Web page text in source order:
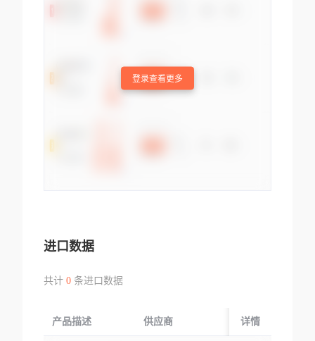
登录查看更多
进口数据
共计 0条进口数据
产品描述 供应商 起运国/地区
详情